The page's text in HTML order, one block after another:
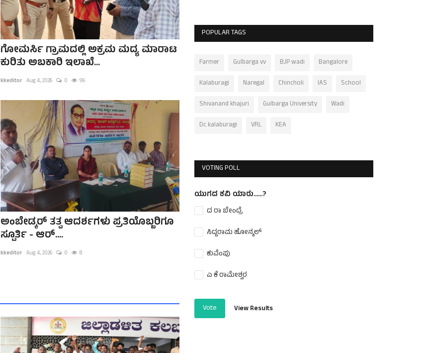
ಗೋಮರ್ಸಿ ಗ್ರಾಮದಲ್ಲಿ ಅಕ್ರಮ ಮದ್ಯ ಮಾರಾಟ
ಕುರಿತು ಅಬಕಾರಿ ಇಲಾಖೆ...
kkeditor Aug 4, 2026 0 96
ಅಂಬೇಡ್ಕರ್ ತತ್ವ ಆದರ್ಶಗಳು ಪ್ರತಿಯೊಬ್ಬರಿಗೂ
ಸ್ಪೂರ್ತಿ - ಆರ್....
kkeditor Aug 4, 2026 0 8
POPULAR TAGS
Farmer Gulbarga vv BJP wadi
Bangalore
Kalaburagi
Naregal Chincholi IAS
School
Shivanand khajuri
Gulbarga University
Wadi
Dc kalaburagi
VRL KEA
VOTING POLL
ಯುಗದ ಕವಿ ಯಾರು......?
ದ ರಾ ಬೇಂದ್ರೆ
ಸಿದ್ದರಾಮ ಹೋನ್ಕಲ್
ಕುವೆಂಪು
ಎ ಕೆ ರಾಮೇಶ್ವರ
Vote View Results